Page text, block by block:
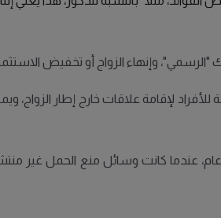
"الرسمي"، وإنهاء الزواج أو تخفيض
لإقامة علاقات خارج إطار الزواج،